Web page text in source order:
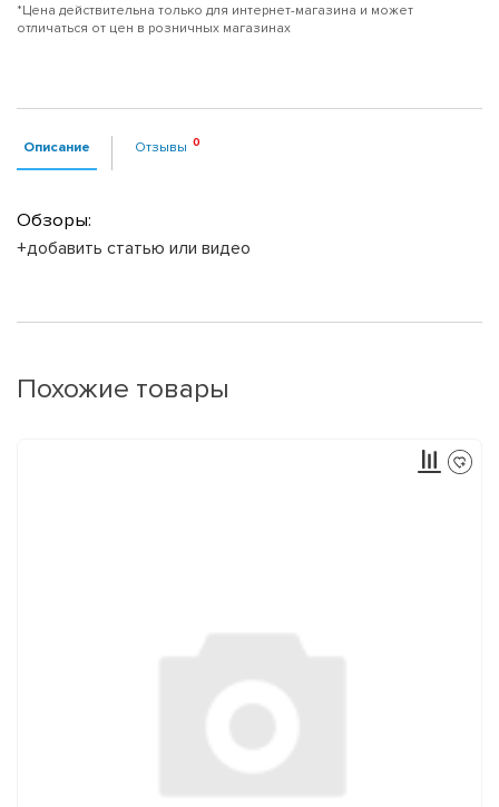
*Цена действительна только для интернет-магазина и может
отличаться от цен в розничных магазинах
Описание Отзывы
Обзоры:
+добавить статью или видео
Похожие товары